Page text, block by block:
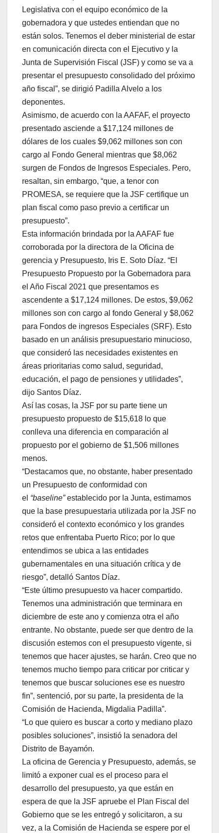
Legislativa con el equipo económico de la
gobernadora y que ustedes entiendan que no
están solos. Tenemos el deber ministerial de estar
en comunicación directa con el Ejecutivo y la
Junta de Supervisión Fiscal (JSF) y como se va a
presentar el presupuesto consolidado del próximo
año fiscal”, se dirigió Padilla Alvelo a los
deponentes.
Asimismo, de acuerdo con la AAFAF, el proyecto
presentado asciende a $17,124 millones de
dólares de los cuales $9,062 millones son con
cargo al Fondo General mientras que $8,062
surgen de Fondos de Ingresos Especiales. Pero,
resaltan, sin embargo, “que, a tenor con
PROMESA, se requiere que la JSF certifique un
plan fiscal como paso previo a certificar un
presupuesto”.
Esta información brindada por la AAFAF fue
corroborada por la directora de la Oficina de
gerencia y Presupuesto, Iris E. Soto Díaz. “El
Presupuesto Propuesto por la Gobernadora para
el Año Fiscal 2021 que presentamos es
ascendente a $17,124 millones. De estos, $9,062
millones son con cargo al fondo General y $8,062
para Fondos de ingresos Especiales (SRF). Esto
basado en un análisis presupuestario minucioso,
que consideró las necesidades existentes en
áreas prioritarias como salud, seguridad,
educación, el pago de pensiones y utilidades”,
dijo Santos Díaz.
Así las cosas, la JSF por su parte tiene un
presupuesto propuesto de $15,618 lo que
conlleva una diferencia en comparación al
propuesto por el gobierno de $1,506 millones
menos.
“Destacamos que, no obstante, haber presentado
un Presupuesto de conformidad con
el “baseline”establecido por la Junta, estimamos
que la base presupuestaria utilizada por la JSF no
consideró el contexto económico y los grandes
retos que enfrentaba Puerto Rico; por lo que
entendimos se ubica a las entidades
gubernamentales en una situación crítica y de
riesgo”, detalló Santos Díaz.
“Este último presupuesto va hacer compartido.
Tenemos una administración que terminara en
diciembre de este ano y comienza otra el año
entrante. No obstante, puede ser que dentro de la
discusión estemos con el presupuesto vigente, si
tenemos que hacer ajustes, se harán. Creo que no
tenemos mucho tiempo para criticar por criticar y
tenemos que buscar soluciones ese es nuestro
fin”, sentenció, por su parte, la presidenta de la
Comisión de Hacienda, Migdalia Padilla”.
“Lo que quiero es buscar a corto y mediano plazo
posibles soluciones”, insistió la senadora del
Distrito de Bayamón.
La oficina de Gerencia y Presupuesto, además, se
limitó a exponer cual es el proceso para el
desarrollo del presupuesto, ya que están en
espera de que la JSF apruebe el Plan Fiscal del
Gobierno que se les entregó y solicitaron, a su
vez, a la Comisión de Hacienda se espere por el